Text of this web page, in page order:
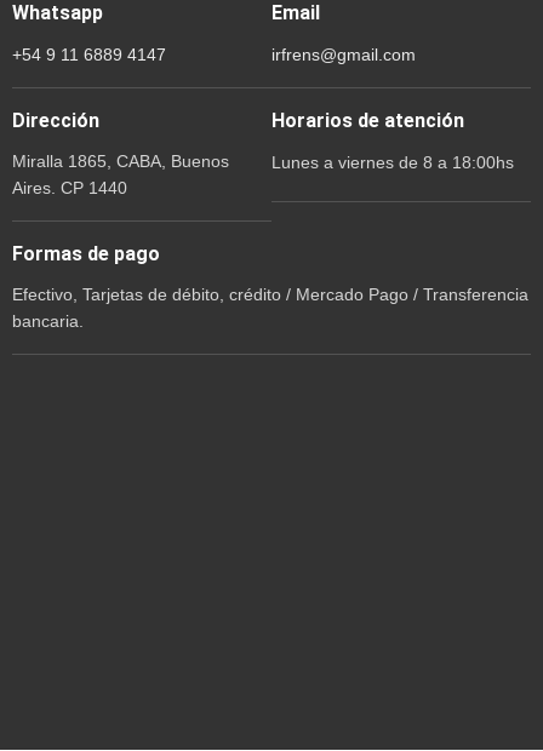
Whatsapp
+54 9 11 6889 4147
Email
irfrens@gmail.com
Dirección
Miralla 1865, CABA, Buenos
Aires. CP 1440
Horarios de atención
Lunes a viernes de 8 a 18:00hs
Formas de pago
Efectivo, Tarjetas de débito, crédito / Mercado Pago / Transferencia
bancaria.